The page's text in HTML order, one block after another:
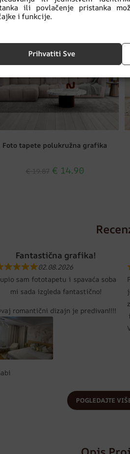
ili povlačenje pristanka
i funkcije.
Prihvatiti Sve
AKCIJA!
Foto tapete polukružna grafika
€ 14.90
Fantastična grafika!
02.08.2026
sam fototapetu i spavaća soba
mi sada izgleda fantastično!
romantični dizajn je predivan!!!!
POGLEDAJTE